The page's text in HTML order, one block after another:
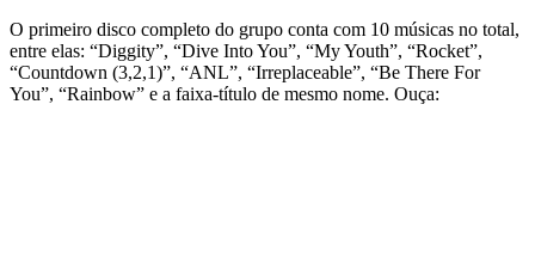
O primeiro disco completo do grupo conta com 10 músicas no total,
entre elas: “Diggity”, “Dive Into You”, “My Youth”, “Rocket”,
“Countdown (3,2,1)”, “ANL”, “Irreplaceable”, “Be There For
You”, “Rainbow” e a faixa-título de mesmo nome. Ouça: